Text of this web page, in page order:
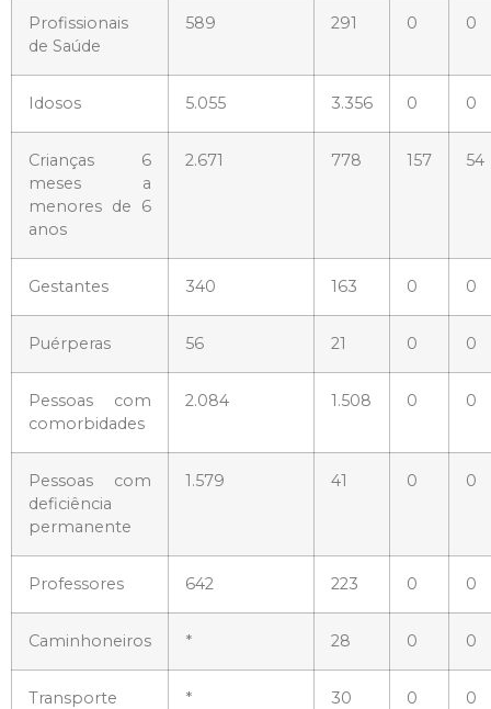
Profissionais
de Saúde
589 291 0 0
Idosos 5.055 3.356 0 0
Crianças 6
meses a
menores de 6
anos
2.671 778 157 54
Gestantes 340 163 0 0
Puérperas 56 21 0 0
Pessoas com
comorbidades
2.084 1.508 0 0
Pessoas com
deficiência
permanente
1.579 41 0 0
Professores 642 223 0 0
Caminhoneiros * 28 0 0
Transporte
* 30 0 0